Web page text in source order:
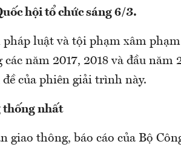
hội tổ chức sáng 6/3.
luật và tội phạm xâm
năm 2017, 2018 và đầu năm
của phiên giải trình này.
thống nhất
giao thông, báo cáo của Bộ